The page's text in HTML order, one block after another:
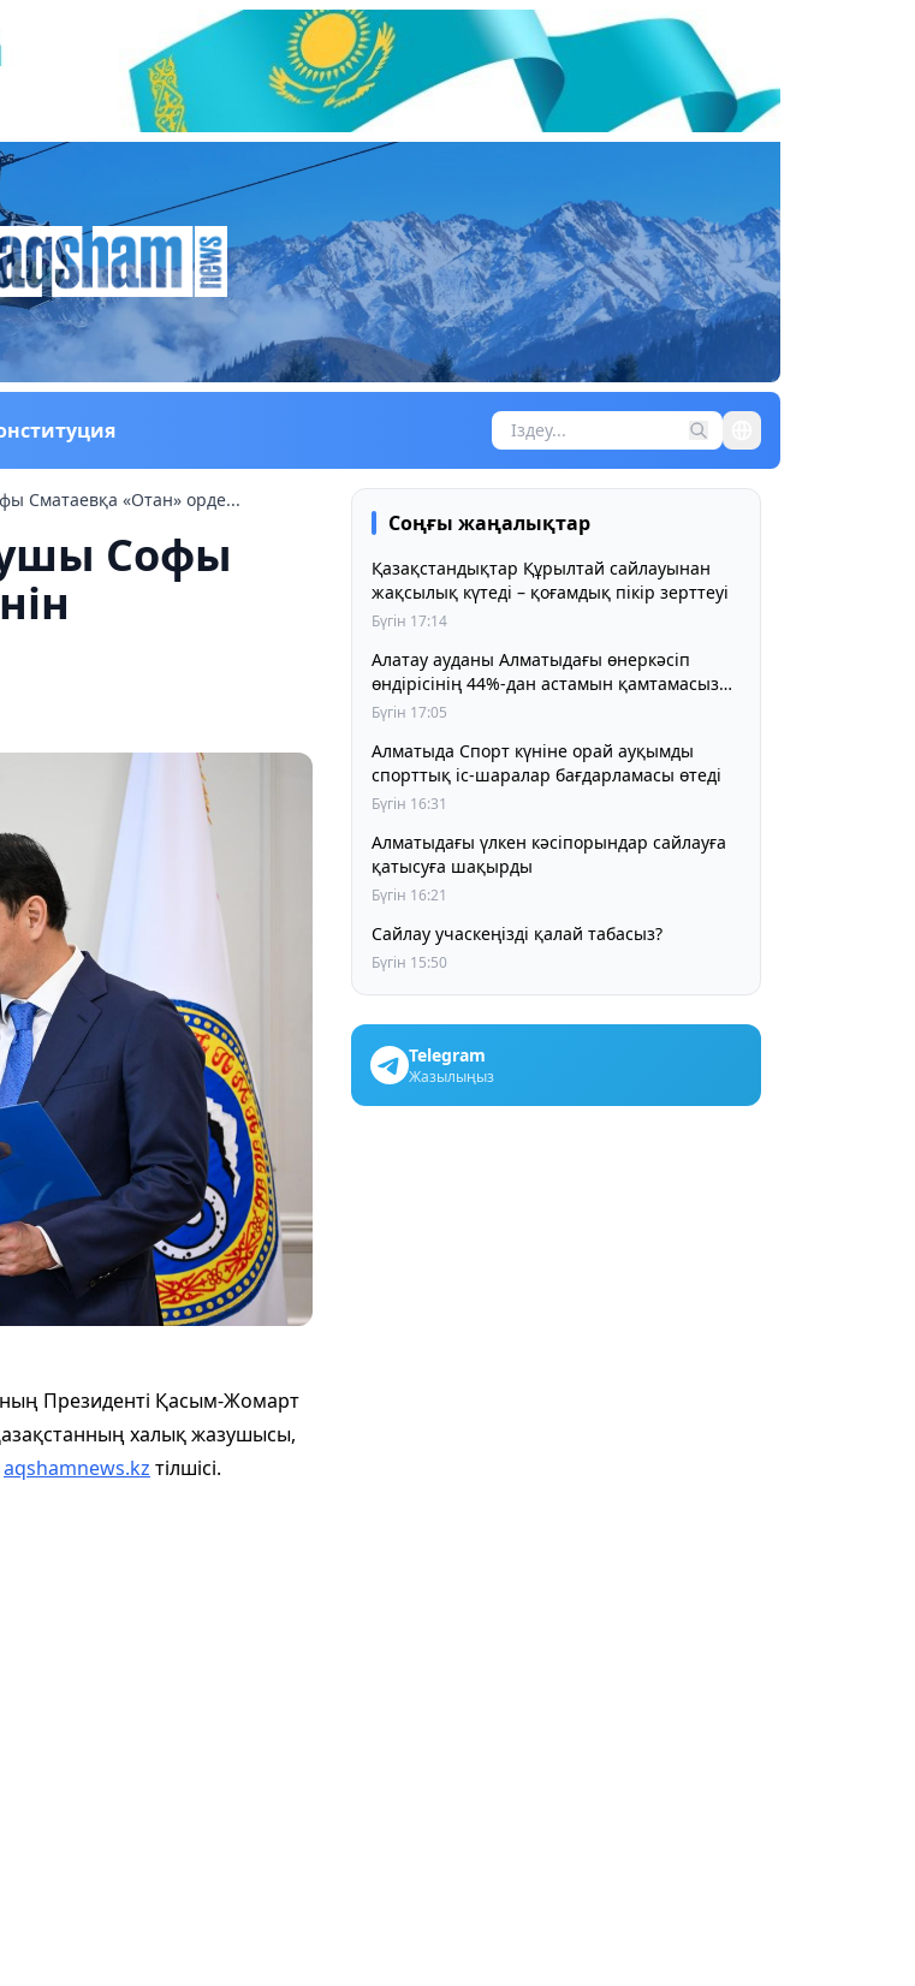
Сматаевқа «Отан» орде...
Софы
Президенті Қасым-Жомарт
халық жазушысы,
aqshamnews.kz тілшісі.
Соңғы жаңалықтар
Қазақстандықтар Құрылтай сайлауынан
жақсылық күтеді – қоғамдық пікір зерттеуі
Бүгін 17:14
Алатау ауданы Алматыдағы өнеркәсіп
өндірісінің 44%-дан астамын қамтамасыз
етіп отыр
Бүгін 17:05
Алматыда Спорт күніне орай ауқымды
спорттық іс-шаралар бағдарламасы өтеді
Бүгін 16:31
Алматыдағы үлкен кәсіпорындар сайлауға
қатысуға шақырды
Бүгін 16:21
Сайлау учаскеңізді қалай табасыз?
Бүгін 15:50
Telegram
Жазылыңыз